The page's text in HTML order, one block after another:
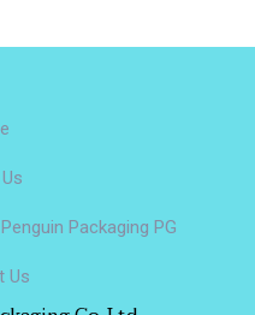
Packaging PG
Us